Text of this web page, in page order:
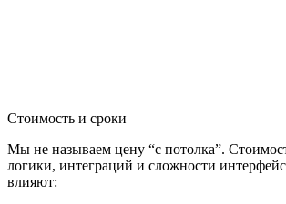
Стоимость и сроки
Мы не называем цену “с потолка”.
логики, интеграций и сложности
влияют: